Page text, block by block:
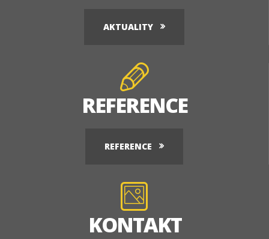
AKTUALITY
REFERENCE
REFERENCE
KONTAKT